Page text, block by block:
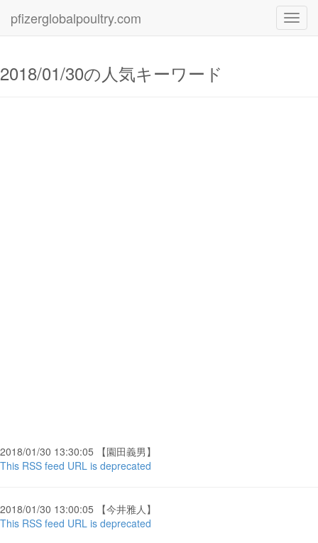
pfizerglobalpoultry.com
2018/01/30の人気キーワード
2018/01/30 13:30:05 【園田義男】
This RSS feed URL is deprecated
2018/01/30 13:00:05 【今井雅人】
This RSS feed URL is deprecated